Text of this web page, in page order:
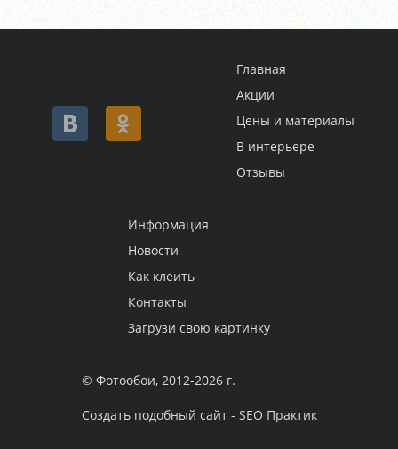
Главная
Акции
Цены и материалы
В интерьере
Отзывы
Информация
Новости
Как клеить
Контакты
Загрузи свою картинку
© Фотообои, 2012-2026 г.
Создать подобный сайт - SEO Практик